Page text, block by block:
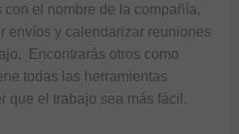
con el nombre de la compañía,
envíos y calendarizar reuniones
Encontrarás otros como
todas las herramientas
que el trabajo sea más fácil.